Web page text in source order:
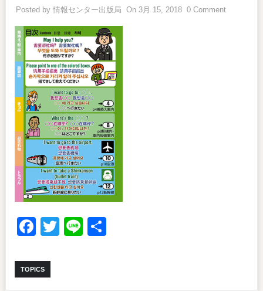
Posted by 情報センター出版局 On 3月 15, 2018 0 Comment
Facebook
Twitter
Line共
TOPICS